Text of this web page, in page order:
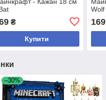
₴
Купити
Wolf
169
–30%